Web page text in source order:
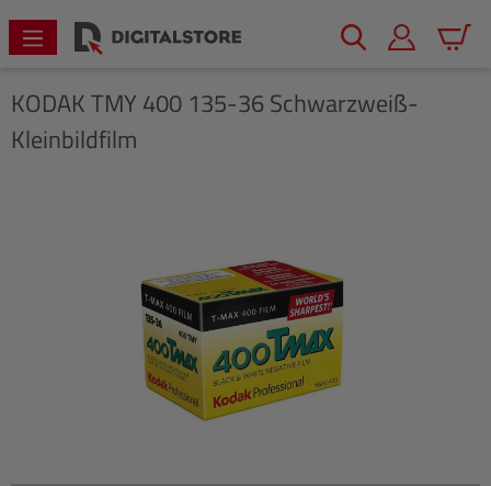
springen
KODAKTMY 400 135-36 Schwarzweiß-
Kleinbildfilm